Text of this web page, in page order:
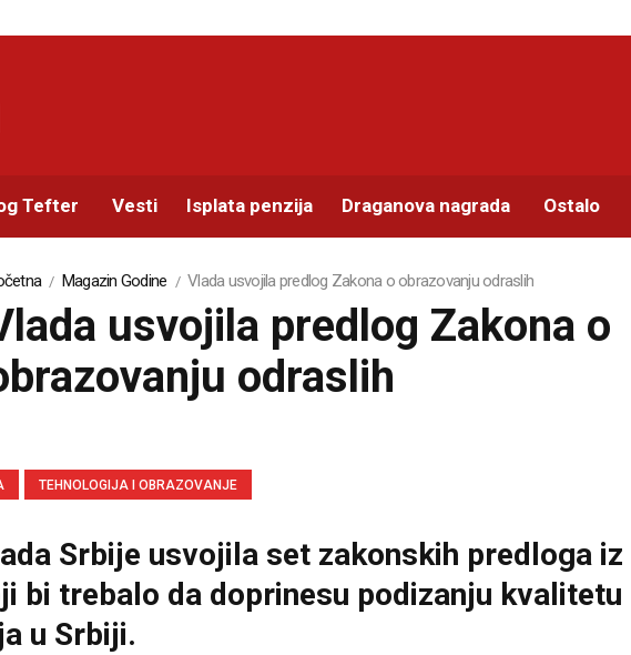
Tefter Vesti Isplata penzija Draganova nagrada Ostalo
Magazin Godine Vlada usvojila predlog Zakona o obrazovanju odraslih
usvojila predlog Zakona o
odraslih
TEHNOLOGIJA I OBRAZOVANJE
Srbije usvojila set zakonskih predloga iz
bi trebalo da doprinesu podizanju kvalitetu
u Srbiji.